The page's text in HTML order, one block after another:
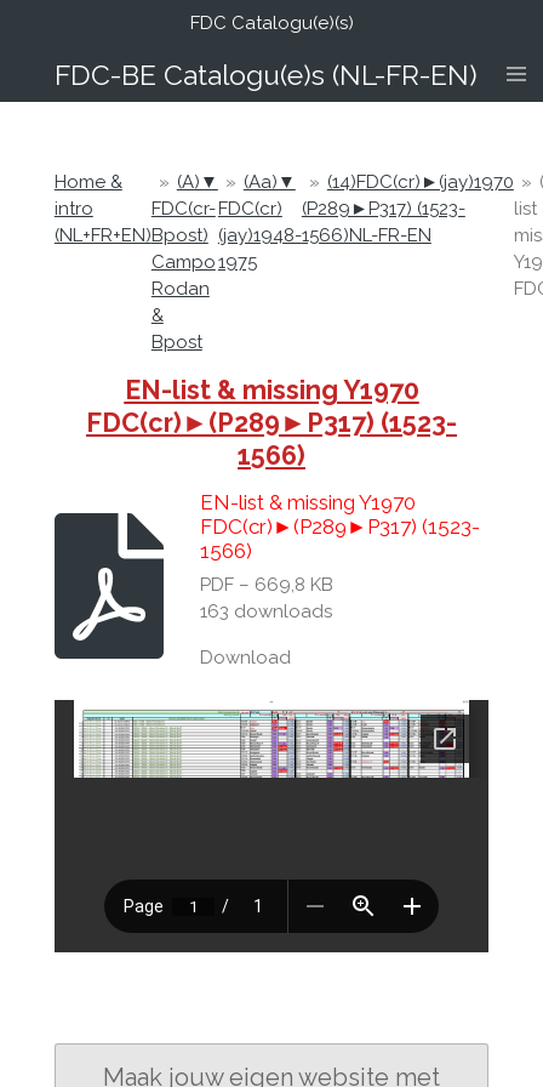
de
FDC-BE Catalogu(e)s (NL-FR-EN)
FDC Catalogu(e)(s)
Home &
intro
(NL+FR+EN)
» (A)▼
FDC(cr-
Bpost)
Campo
Rodan
&
Bpost
» (Aa)▼
FDC(cr)
(jay)1948-
1975
» (14)FDC(cr)►(jay)1970
(P289►P317) (1523-
1566)NL-FR-EN
»
list
EN-list & missing Y1970
FDC(cr)►(P289►P317) (1523-
1566)
EN-list & missing Y1970
FDC(cr)►(P289►P317) (1523-
1566)
PDF – 669,8 KB
163 downloads
Download
Maak jouw eigen website met